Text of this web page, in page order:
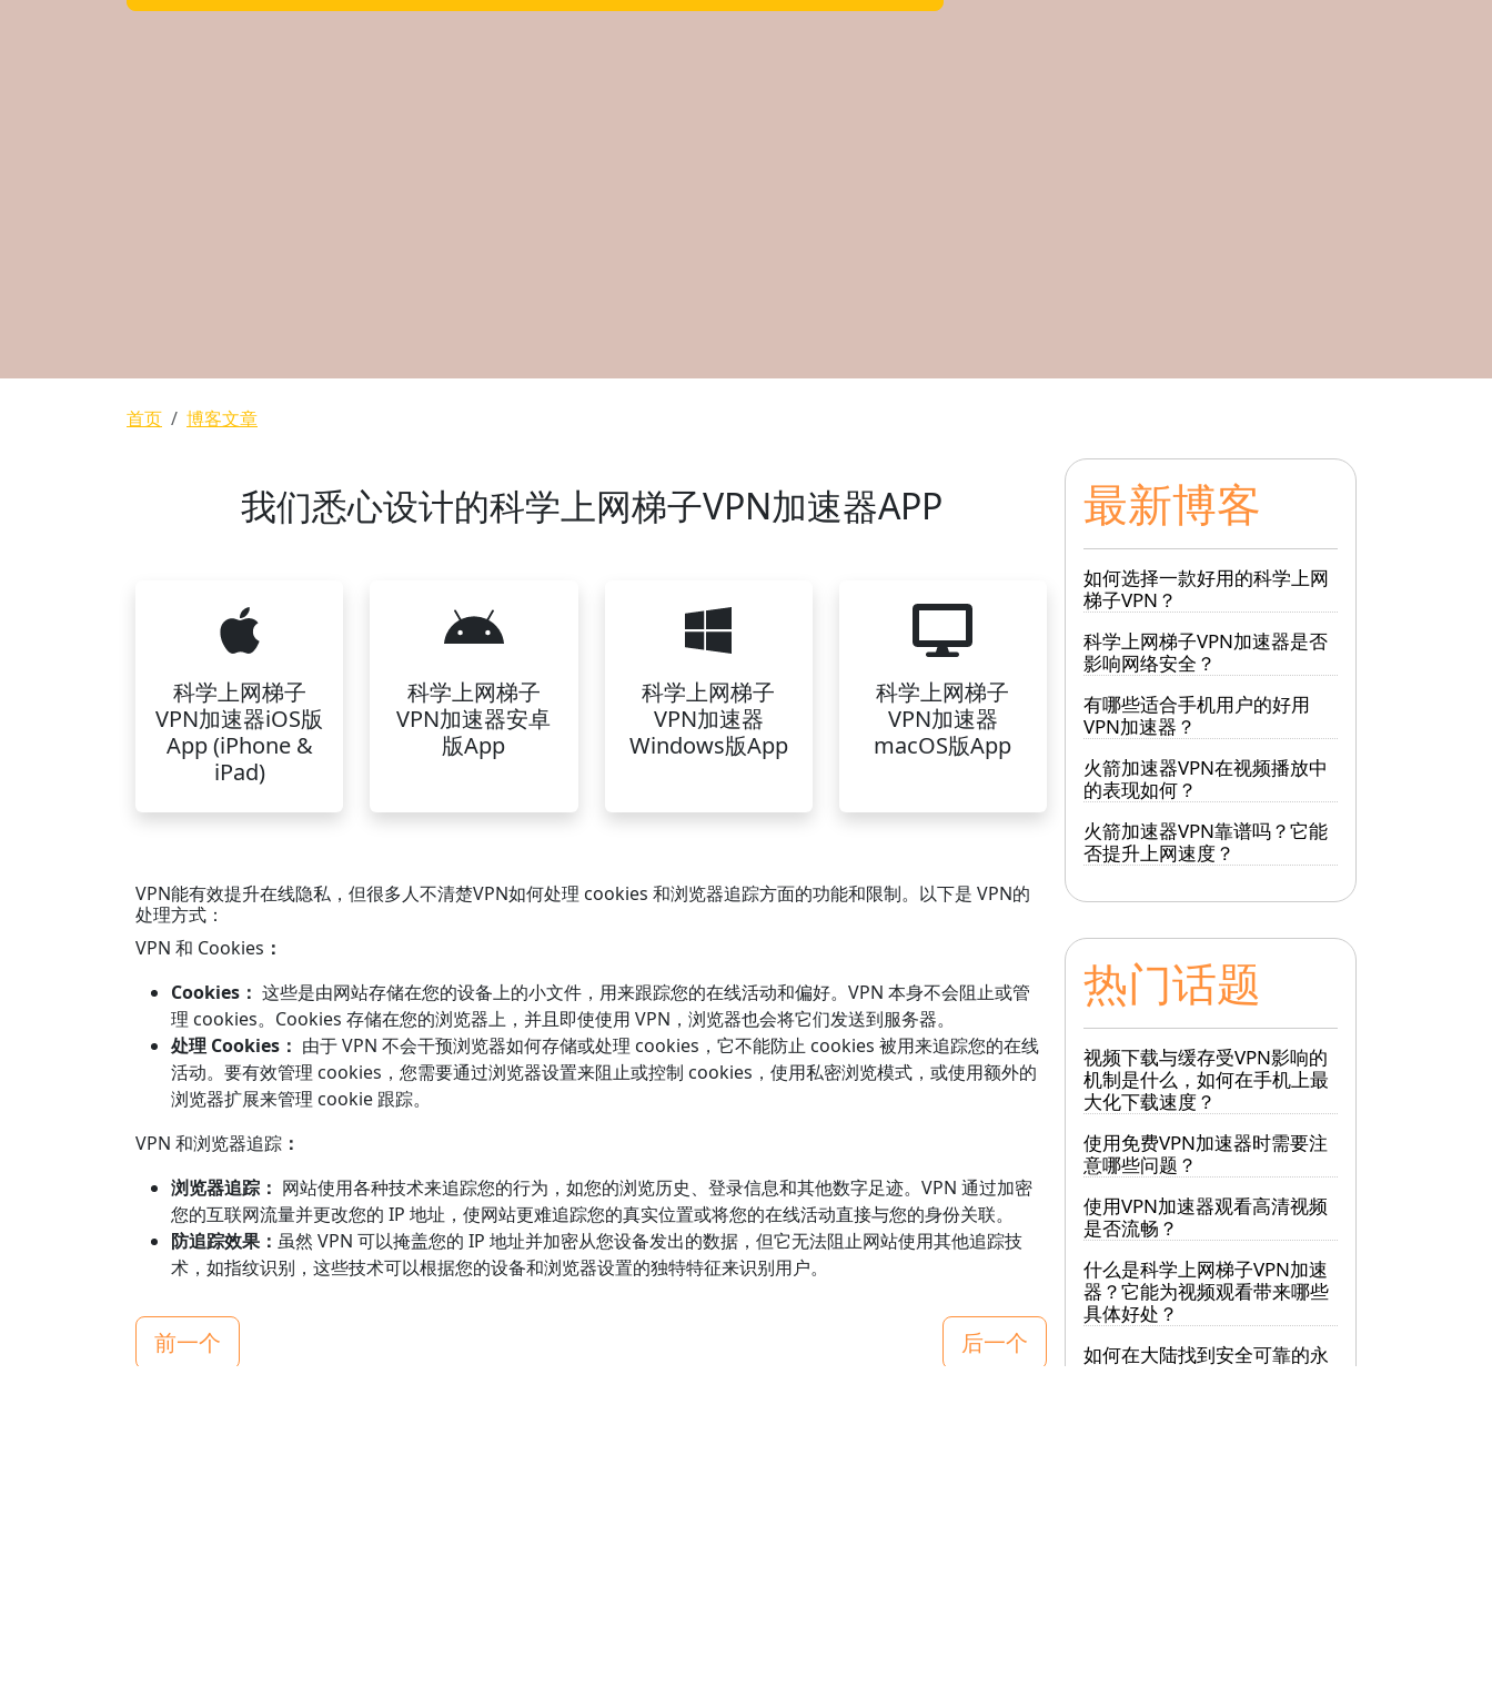
面包屑
首页 博客文章
我们悉心设计的科学上网梯子VPN加速器APP
科学上网梯子
VPN加速器iOS版
App (iPhone &
iPad)
科学上网梯子
VPN加速器安卓
版App
科学上网梯子
VPN加速器
Windows版App
科学上网梯子
VPN加速器
macOS版App
VPN能有效提升在线隐私，但很多人不清楚VPN如何处理 cookies 和浏览器追踪方面的功能和限制。以下是 VPN的
处理方式：
VPN 和 Cookies ：
Cookies： 这些是由网站存储在您的设备上的小文件，用来跟踪您的在线活动和偏好。VPN 本身不会阻止或管
理 cookies。Cookies 存储在您的浏览器上，并且即使使用 VPN，浏览器也会将它们发送到服务器。
处理 Cookies： 由于 VPN 不会干预浏览器如何存储或处理 cookies，它不能防止 cookies 被用来追踪您的在线
活动。要有效管理 cookies，您需要通过浏览器设置来阻止或控制 cookies，使用私密浏览模式，或使用额外的
浏览器扩展来管理 cookie 跟踪。
VPN 和浏览器追踪 ：
浏览器追踪： 网站使用各种技术来追踪您的行为，如您的浏览历史、登录信息和其他数字足迹。VPN 通过加密
您的互联网流量并更改您的 IP 地址，使网站更难追踪您的真实位置或将您的在线活动直接与您的身份关联。
防追踪效果： 虽然 VPN 可以掩盖您的 IP 地址并加密从您设备发出的数据，但它无法阻止网站使用其他追踪技
术，如指纹识别，这些技术可以根据您的设备和浏览器设置的独特特征来识别用户。
前一个 后一个
最新博客
如何选择一款好用的科学上网
梯子VPN？
科学上网梯子VPN加速器是否
影响网络安全？
有哪些适合手机用户的好用
VPN加速器？
火箭加速器VPN在视频播放中
的表现如何？
火箭加速器VPN靠谱吗？它能
否提升上网速度？
热门话题
视频下载与缓存受VPN影响的
机制是什么，如何在手机上最
大化下载速度？
使用免费VPN加速器时需要注
意哪些问题？
使用VPN加速器观看高清视频
是否流畅？
什么是科学上网梯子VPN加速
器？它能为视频观看带来哪些
具体好处？
如何在大陆找到安全可靠的永